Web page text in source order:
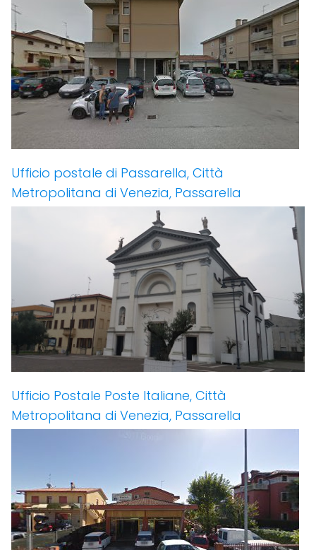
Ufficio postale di Passarella, Città
Metropolitana di Venezia, Passarella
Ufficio Postale Poste Italiane, Città
Metropolitana di Venezia, Passarella